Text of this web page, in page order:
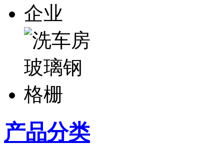
产品分类